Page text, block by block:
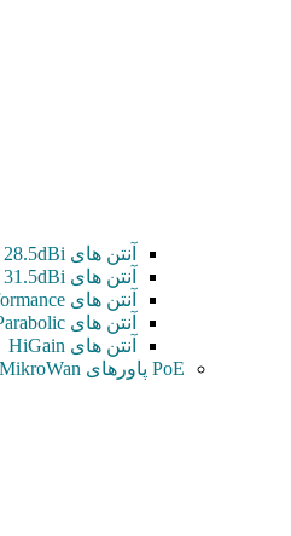
آنتن های 28.5dBi
آنتن های 31.5dBi
آنتن های High Performance
آنتن های Parabolic
آنتن های HiGain
PoE پاورهای MikroWan